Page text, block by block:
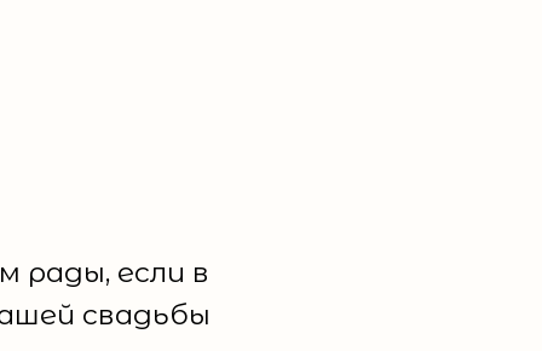
рады, если в
свадьбы